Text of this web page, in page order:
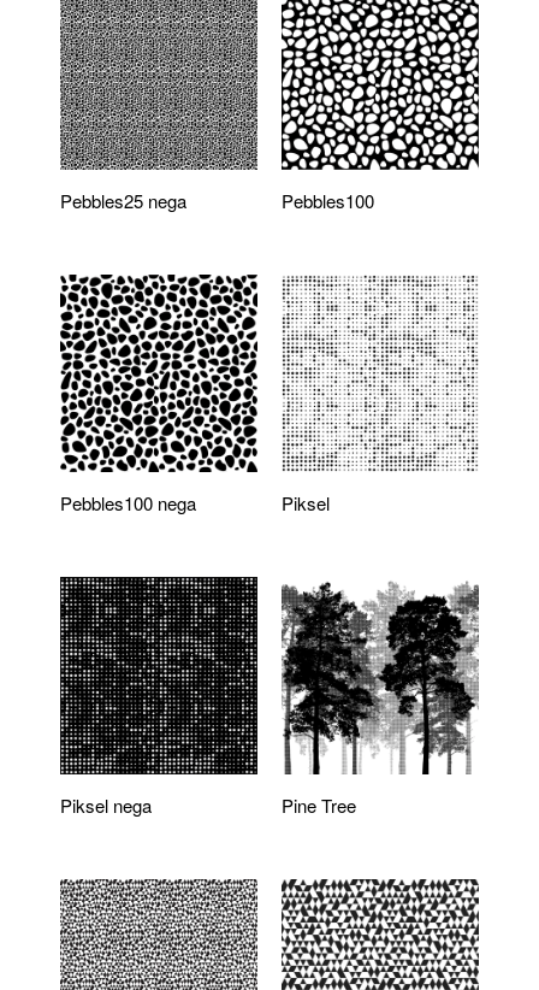
Pebbles25 nega Pebbles100
Pebbles100 nega Piksel
Piksel nega Pine Tree